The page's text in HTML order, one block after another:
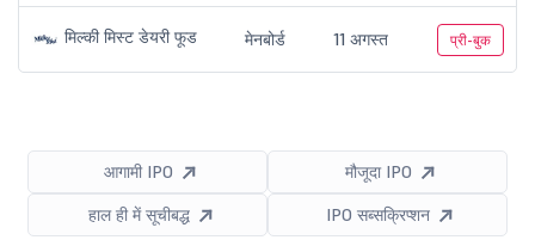
मिल्की मिस्ट डेयरी फूड मेनबोर्ड 11 अगस्त प्री-बुक
आगामी IPO
मौजूदा IPO
हाल ही में सूचीबद्ध
IPO सब्सक्रिप्शन